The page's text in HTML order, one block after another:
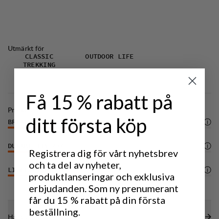
Utmärkt för
CLASSIC
TREKKING
OUTDOOR LIFE
Prestanda
BREATHABILITY 3 /6
DURABILITY
LIGHTWEIGHT 3/6
Hållbarhetsegenskaper
Få 15 % rabatt på
ditt första köp
Registrera dig för vårt nyhetsbrev
och ta del av nyheter,
produktlanseringar och exklusiva
erbjudanden. Som ny prenumerant
får du 15 % rabatt på din första
beställning.